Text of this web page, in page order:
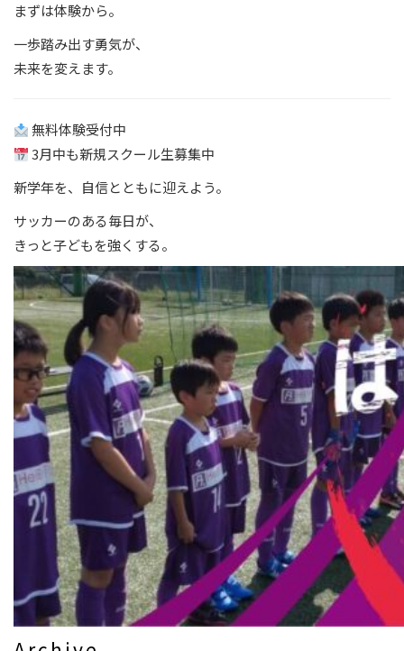
まずは体験から。
一歩踏み出す勇気が、
未来を変えます。
無料体験受付中
3月中も新規スクール生募集中
新学年を、自信とともに迎えよう。
サッカーのある毎日が、
きっと子どもを強くする。